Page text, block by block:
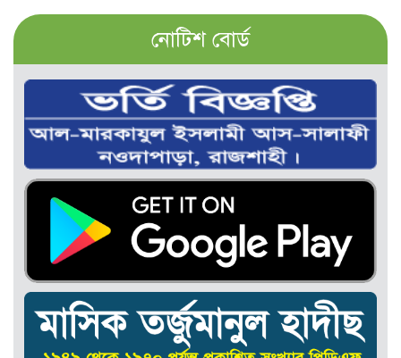
নোটিশ বোর্ড